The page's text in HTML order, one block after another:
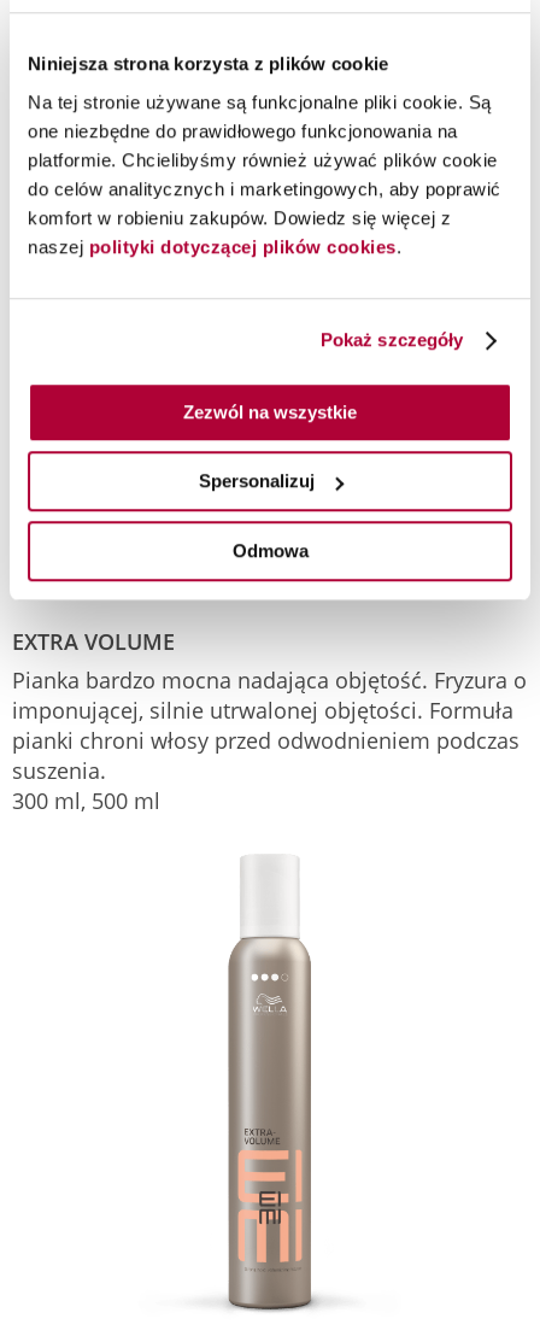
Niniejsza strona korzysta z plików cookie
Na tej stronie używane są funkcjonalne pliki cookie. Są
one niezbędne do prawidłowego funkcjonowania na
platformie. Chcielibyśmy również używać plików cookie
do celów analitycznych i marketingowych, aby poprawić
komfort w robieniu zakupów. Dowiedz się więcej z
naszej polityki dotyczącej plików cookies.
Pokaż szczegóły
Zezwól na wszystkie
Spersonalizuj
Odmowa
KUP TERAZ
Nadaje włosom strukturę o
połysk. Formuła zapewnia dobrze
zrównoważone połączenie właściwości
pielęgnacyjnych i ochronnych (chroni
przed wysoką temperaturą suszarki).
150 ml
EXTRA VOLUME
Pianka bardzo mocna nadająca objętość. Fryzura o
imponującej, silnie utrwalonej objętości. Formuła
pianki chroni włosy przed odwodnieniem podczas
suszenia.
300 ml, 500 ml